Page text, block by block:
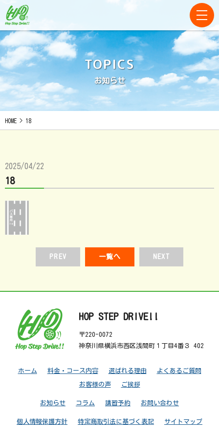
TOPICS
お知らせ
HOME > 18
2025/04/22
18
PREV 一覧へ NEXT
HOP STEP DRIVE!!
〒220-0072
神奈川県横浜市西区浅間町１丁目4番３ 402
ホーム 料金・コース内容 選ばれる理由 よくあるご質問
お客様の声 ご挨拶
お知らせ コラム 講習予約 お問い合わせ
個人情報保護方針 特定商取引法に基づく表記 サイトマップ